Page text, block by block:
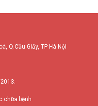
Q.Cầu Giấy, TP Hà Nội
chữa bệnh